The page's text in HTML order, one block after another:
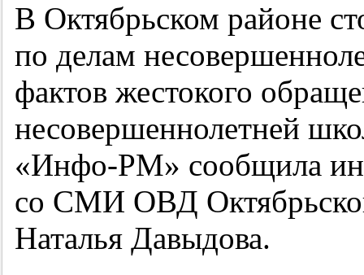
В Октябрьском районе
по делам
фактов жестокого
несовершеннолетней
«Инфо-РМ» сообщила
со СМИ ОВД
Наталья Давыдова.